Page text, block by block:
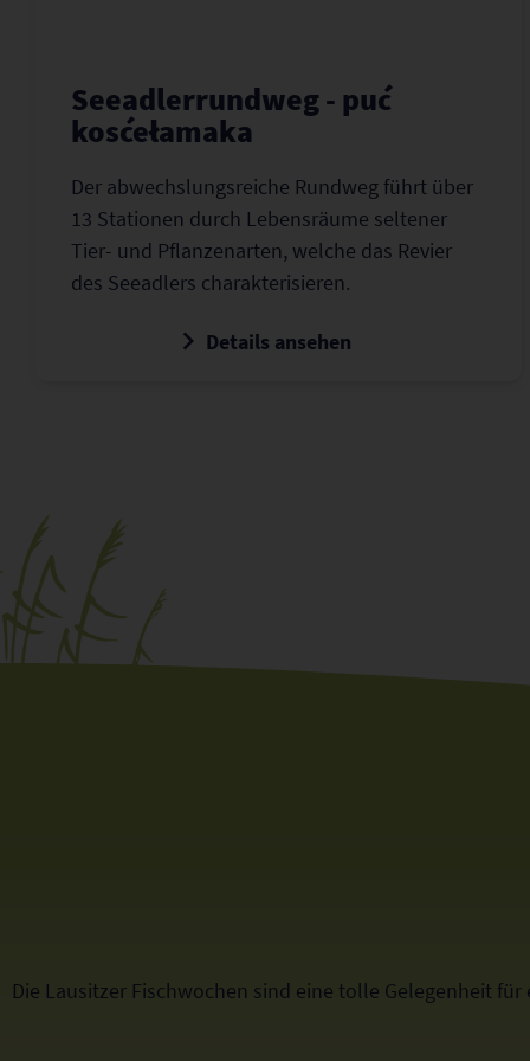
Seeadlerrundweg - puć
kosćełamaka
Der abwechslungsreiche Rundweg führt über
13 Stationen durch Lebensräume seltener
Tier- und Pflanzenarten, welche das Revier
des Seeadlers charakterisieren.
Details ansehen
Die Lausitzer Fischwochen sind eine tolle Gelegenheit